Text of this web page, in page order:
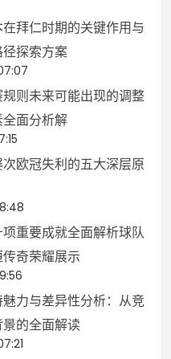
拜仁时期的关键作用与
探索方案
则未来可能出现的调整
面分析解
欧冠失利的五大深层原
重要成就全面解析球队
奇荣耀展示
力与差异性分析：从竞
的全面解读